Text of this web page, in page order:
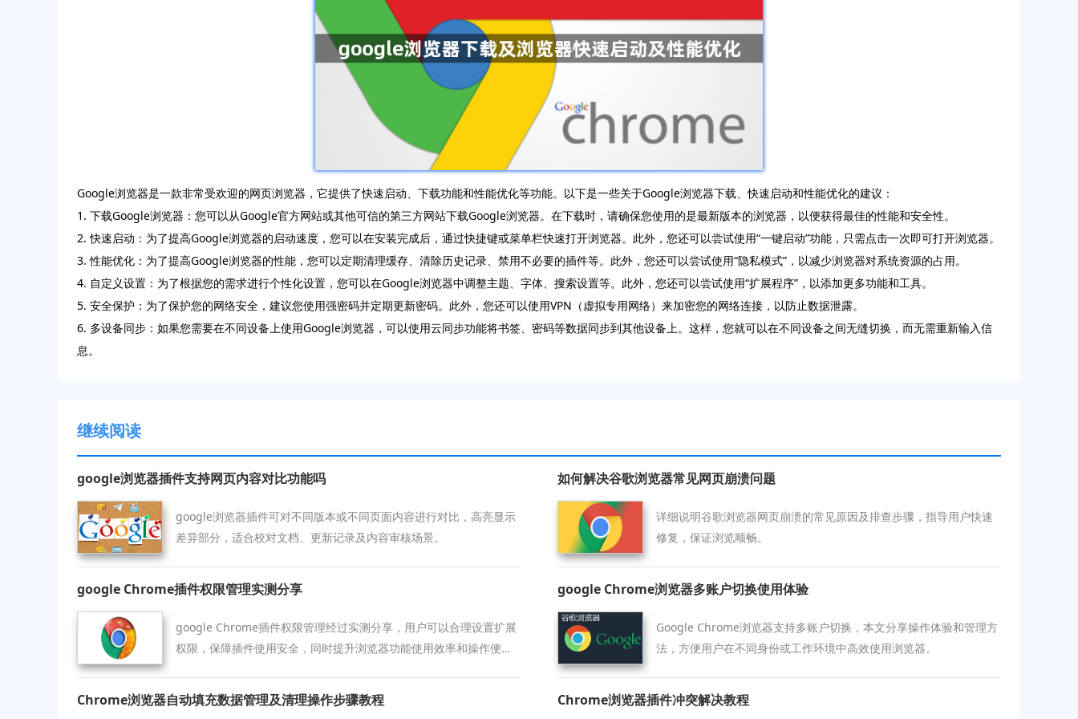
Google浏览器是一款非常受欢迎的网页浏览器，它提供了快速启动、下载功能和性能优化等功能。以下是一些关于Google浏览器下载、快速启动和性能优化的建议：
1. 下载Google浏览器：您可以从Google官方网站或其他可信的第三方网站下载Google浏览器。在下载时，请确保您使用的是最新版本的浏览器，以便获得最佳的性能和安全性。
2. 快速启动：为了提高Google浏览器的启动速度，您可以在安装完成后，通过快捷键或菜单栏快速打开浏览器。此外，您还可以尝试使用“一键启动”功能，只需点击一次即可打开浏览器。
3. 性能优化：为了提高Google浏览器的性能，您可以定期清理缓存、清除历史记录、禁用不必要的插件等。此外，您还可以尝试使用“隐私模式”，以减少浏览器对系统资源的占用。
4. 自定义设置：为了根据您的需求进行个性化设置，您可以在Google浏览器中调整主题、字体、搜索设置等。此外，您还可以尝试使用“扩展程序”，以添加更多功能和工具。
5. 安全保护：为了保护您的网络安全，建议您使用强密码并定期更新密码。此外，您还可以使用VPN（虚拟专用网络）来加密您的网络连接，以防止数据泄露。
6. 多设备同步：如果您需要在不同设备上使用Google浏览器，可以使用云同步功能将书签、密码等数据同步到其他设备上。这样，您就可以在不同设备之间无缝切换，而无需重新输入信
息。
继续阅读
google浏览器插件支持网页内容对比功能吗
google浏览器插件可对不同版本或不同页面内容进行对比，高亮显示
差异部分，适合校对文档、更新记录及内容审核场景。
如何解决谷歌浏览器常见网页崩溃问题
详细说明谷歌浏览器网页崩溃的常见原因及排查步骤，指导用户快速
修复，保证浏览顺畅。
google Chrome插件权限管理实测分享
google Chrome插件权限管理经过实测分享，用户可以合理设置扩展
权限，保障插件使用安全，同时提升浏览器功能使用效率和操作便利
google Chrome浏览器多账户切换使用体验
Google Chrome浏览器支持多账户切换，本文分享操作体验和管理方
法，方便用户在不同身份或工作环境中高效使用浏览器。
Chrome浏览器自动填充数据管理及清理操作步骤教程 Chrome浏览器插件冲突解决教程